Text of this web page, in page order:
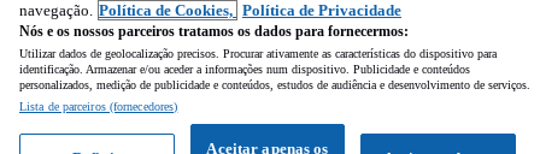
navegação. Política de Cookies, Política de Privacidade
Nós e os nossos parceiros tratamos os dados para fornecermos:
Utilizar dados de geolocalização precisos. Procurar ativamente as características do dispositivo para
identificação. Armazenar e/ou aceder a informações num dispositivo. Publicidade e conteúdos
personalizados, medição de publicidade e conteúdos, estudos de audiência e desenvolvimento de serviços.
Lista de parceiros (fornecedores)
Aceitar apenas os